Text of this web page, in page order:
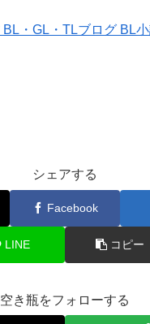
シェアする
Facebook
LINE コピー
空き瓶をフォローする